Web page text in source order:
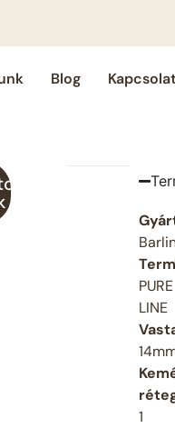
Blog Kapcsolat
PURE
LINE
1